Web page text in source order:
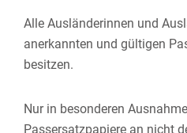
Alle Ausländerinnen und
anerkannten und gültigen
besitzen.
Nur in besonderen
Passersatzpapiere an nicht